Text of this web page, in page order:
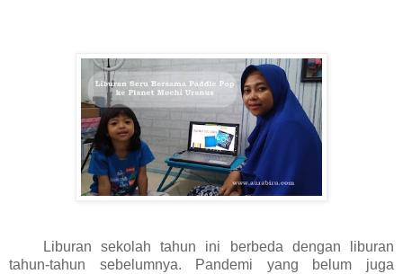
Liburan sekolah tahun ini berbeda dengan liburan
tahun-tahun sebelumnya. Pandemi yang belum juga